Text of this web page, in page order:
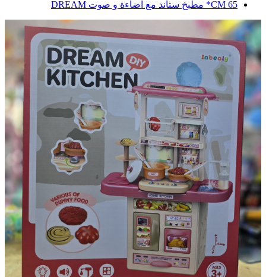
CM 65* مطبخ ستاند مع اضاءة و صوت DREAM